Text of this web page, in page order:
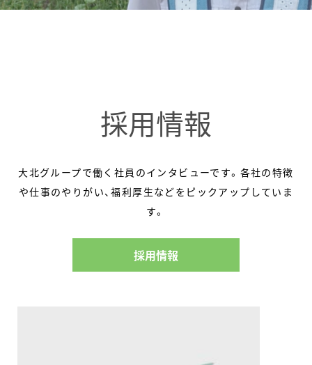
採用情報
大北グループで働く社員のインタビューです。各社の特徴
や仕事のやりがい、福利厚生などをピックアップしていま
す。
採用情報